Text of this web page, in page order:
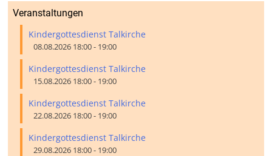
Veranstaltungen
Kindergottesdienst Talkirche
08.08.2026 18:00 - 19:00
Kindergottesdienst Talkirche
15.08.2026 18:00 - 19:00
Kindergottesdienst Talkirche
22.08.2026 18:00 - 19:00
Kindergottesdienst Talkirche
29.08.2026 18:00 - 19:00